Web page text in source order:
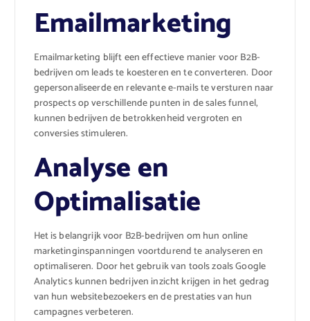
Emailmarketing
Emailmarketing blijft een effectieve manier voor B2B-
bedrijven om leads te koesteren en te converteren. Door
gepersonaliseerde en relevante e-mails te versturen naar
prospects op verschillende punten in de sales funnel,
kunnen bedrijven de betrokkenheid vergroten en
conversies stimuleren.
Analyse en
Optimalisatie
Het is belangrijk voor B2B-bedrijven om hun online
marketinginspanningen voortdurend te analyseren en
optimaliseren. Door het gebruik van tools zoals Google
Analytics kunnen bedrijven inzicht krijgen in het gedrag
van hun websitebezoekers en de prestaties van hun
campagnes verbeteren.